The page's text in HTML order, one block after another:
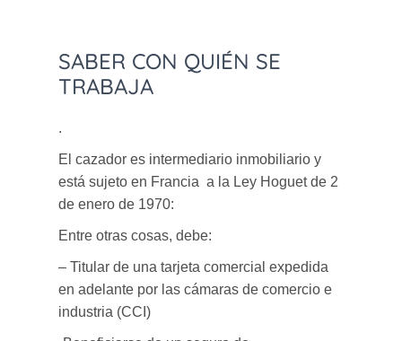
SABER CON QUIÉN SE
TRABAJA
.
El cazador es intermediario inmobiliario y
está sujeto en Francia a la Ley Hoguet de 2
de enero de 1970:
Entre otras cosas, debe:
– Titular de una tarjeta comercial expedida
en adelante por las cámaras de comercio e
industria (CCI)